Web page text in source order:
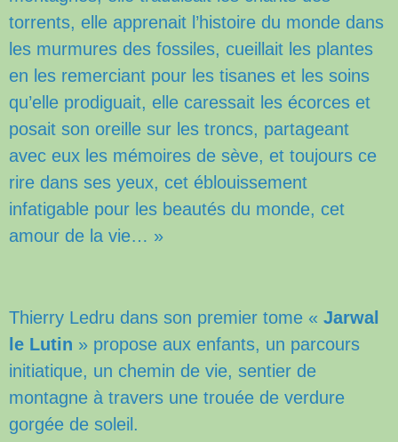
torrents, elle apprenait l’histoire du monde dans
les murmures des fossiles, cueillait les plantes
en les remerciant pour les tisanes et les soins
qu’elle prodiguait, elle caressait les écorces et
posait son oreille sur les troncs, partageant
avec eux les mémoires de sève, et toujours ce
rire dans ses yeux, cet éblouissement
infatigable pour les beautés du monde, cet
amour de la vie… »
Thierry Ledru dans son premier tome « Jarwal
le Lutin » propose aux enfants, un parcours
initiatique, un chemin de vie, sentier de
montagne à travers une trouée de verdure
gorgée de soleil.